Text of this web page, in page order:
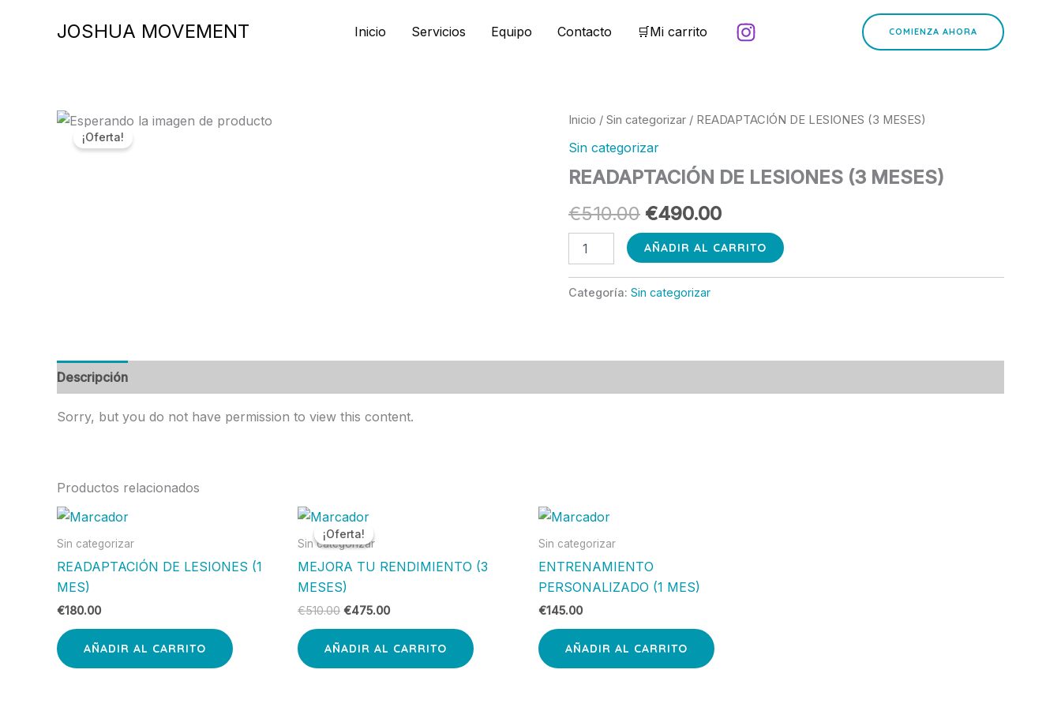
JOSHUA MOVEMENT Inicio Servicios Equipo Contacto 🛒Mi carrito COMIENZA AHORA
¡Oferta!
Inicio / Sin categorizar / READAPTACIÓN DE LESIONES (3 MESES)
Sin categorizar
READAPTACIÓN DE LESIONES (3 MESES)
€510.00
El
precio
original
era:
€510.00.
€490.00
El
actual
es:
€490.00.
READAPTACIÓN
LESIONES
MESES)
AÑADIR AL CARRITO
Categoría: Sin categorizar
Descripción
Sorry, but you do not have permission to view this content.
Productos relacionados
Sin categorizar
READAPTACIÓN DE LESIONES (1
MES)
€180.00
AÑADIR AL CARRITO
¡Oferta!
¡Oferta!
Sin categorizar
MEJORA TU RENDIMIENTO (3
MESES)
€510.00
El
precio
original
€510.00.
€475.00
€475.00.
AÑADIR AL CARRITO
Sin categorizar
ENTRENAMIENTO
PERSONALIZADO (1 MES)
€145.00
AÑADIR AL CARRITO